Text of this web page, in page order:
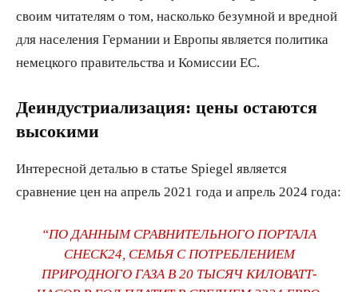
своим читателям о том, насколько безумной и вредной
для населения Германии и Европы является политика
немецкого правительства и Комиссии ЕС.
Деиндустриализация: цены остаются
высокими
Интересной деталью в статье Spiegel является
сравнение цен на апрель 2021 года и апрель 2024 года:
“ПО ДАННЫМ СРАВНИТЕЛЬНОГО ПОРТАЛА
CHECK24, СЕМЬЯ С ПОТРЕБЛЕНИЕМ
ПРИРОДНОГО ГАЗА В 20 ТЫСЯЧ КИЛОВАТТ-